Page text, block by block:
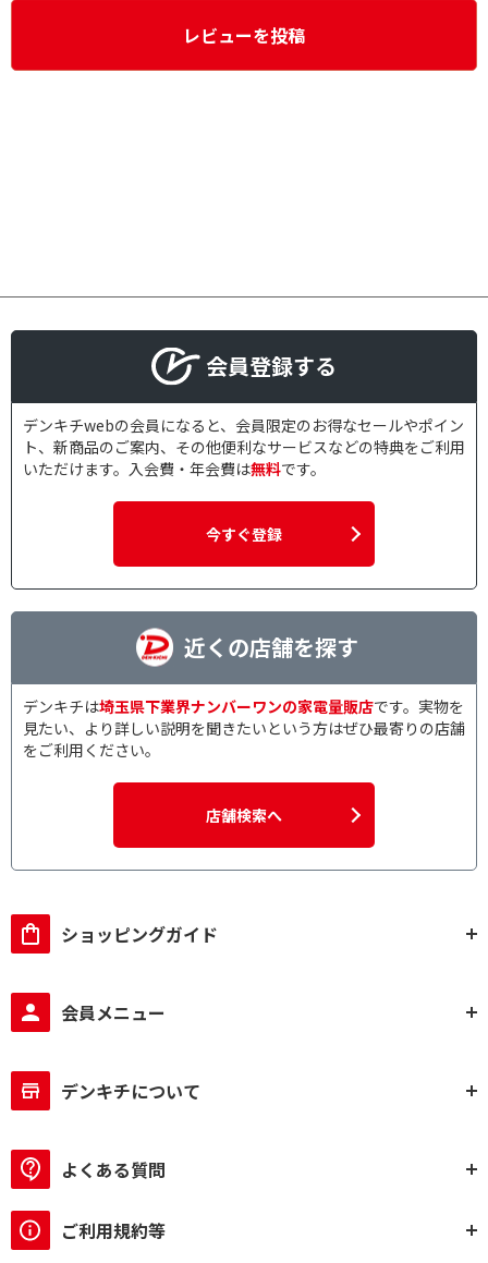
レビューを投稿
会員登録する
デンキチwebの会員になると、会員限定のお得なセールやポイン
ト、新商品のご案内、その他便利なサービスなどの特典をご利用
いただけます。入会費・年会費は無料です。
今すぐ登録
近くの店舗を探す
デンキチは埼玉県下業界ナンバーワンの家電量販店です。実物を
見たい、より詳しい説明を聞きたいという方はぜひ最寄りの店舗
をご利用ください。
店舗検索へ
ショッピングガイド
会員メニュー
デンキチについて
よくある質問
ご利用規約等